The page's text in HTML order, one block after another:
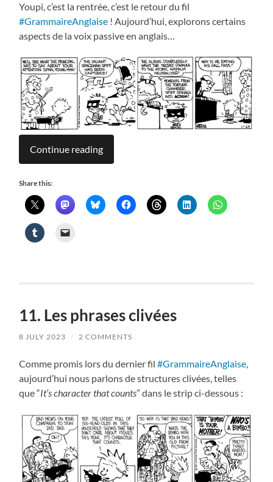
Youpi, c’est la rentrée, c’est le retour du fil
#GrammaireAnglaise ! Aujourd’hui, explorons certains
aspects de la voix passive en anglais…
Continue reading
Share this:
11. Les phrases clivées
8 JULY 2023 / 2 COMMENTS
Comme promis lors du dernier fil#GrammaireAnglaise,
aujourd’hui nous parlons de structures clivées, telles
que “It’s character that counts” dans le strip ci-dessous :